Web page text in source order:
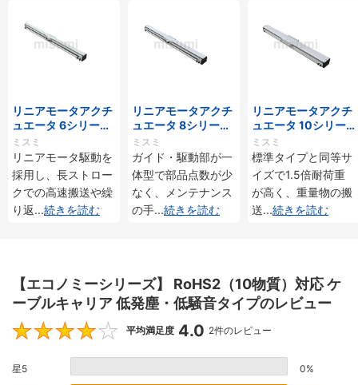
リニアモータアクチ
ュエータ 6シリーズ
標準タイプ インクリ
メンタル・アブソリ
ュート仕様
ミスミ
リニアモータ駆動を
採用し、長ストロー
クでの高速搬送や繰
り返...続きを読む
リニアモータアクチ
ュエータ 8シリーズ
標準タイプ インクリ
メンタル・アブソリ
ュート仕様
ミスミ
ガイド・駆動部が一
体型で部品点数が少
なく、メンテナンス
の手...続きを読む
リニアモータアクチ
ュエータ 10シリー
ズ 標準タイプ 重荷
重 インクリメンタ
ル・アブソリュート
仕様
ミスミ
標準タイプと同等サ
イズで1.5倍耐荷重
が高く、重量物の搬
送...続きを読む
【エコノミーシリーズ】 RoHS2（10物質）対応 ケ
ーブルキャリア 低発塵・低騒音タイプのレビュー
4
平均満足度 4.0 2件のレビュー
星5 0%